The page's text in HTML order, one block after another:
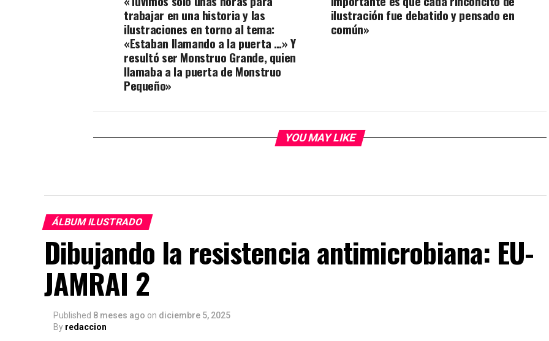
ilustración fue debatido y pensado en
común»
trabajar en una historia y las
ilustraciones en torno al tema:
«Estaban llamando a la puerta …» Y
resultó ser Monstruo Grande, quien
llamaba a la puerta de Monstruo
Pequeño»
YOU MAY LIKE
ÁLBUM ILUSTRADO
Dibujando la resistencia antimicrobiana: EU-
JAMRAI 2
Published 8 meses ago on diciembre 5, 2025
By redaccion